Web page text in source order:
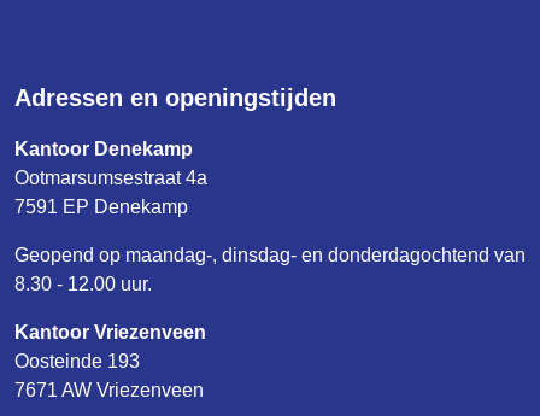
Adressen en openingstijden
Kantoor Denekamp
Ootmarsumsestraat 4a
7591 EP Denekamp
Geopend op maandag-, dinsdag- en donderdagochtend van
8.30 - 12.00 uur.
Kantoor Vriezenveen
Oosteinde 193
7671 AW Vriezenveen